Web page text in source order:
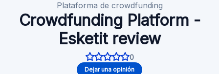
Plataforma de crowdfunding
Crowdfunding Platform -
Esketit review
0
Dejar una opinión